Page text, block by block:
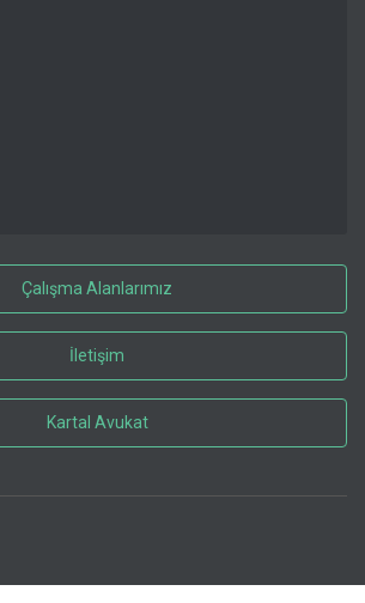
Çalışma Alanlarımız
İletişim
Kartal Avukat